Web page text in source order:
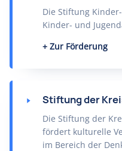
Die Stiftung
Kinder- und
Zur Förderung
Stiftung der
Die Stiftung der
fördert kulturelle
im Bereich der